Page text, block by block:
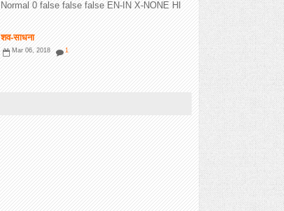
Normal 0 false false false EN-IN X-NONE HI
शव-साधना
Mar 06, 2018 1